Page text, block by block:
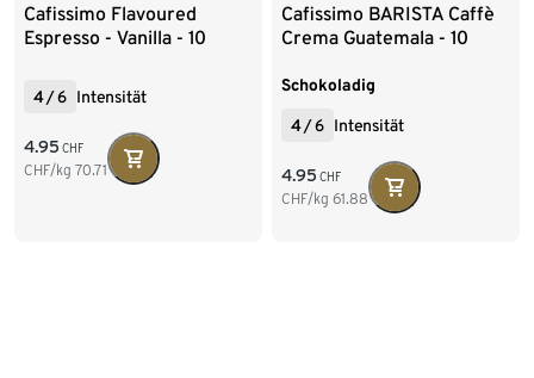
Cafissimo Flavoured
Espresso - Vanilla - 10
4/6 Intensität
4.95 CHF
CHF/kg 70.71
Cafissimo BARISTA Caffè
Crema Guatemala - 10
Schokoladig
4/6 Intensität
4.95 CHF
CHF/kg 61.88